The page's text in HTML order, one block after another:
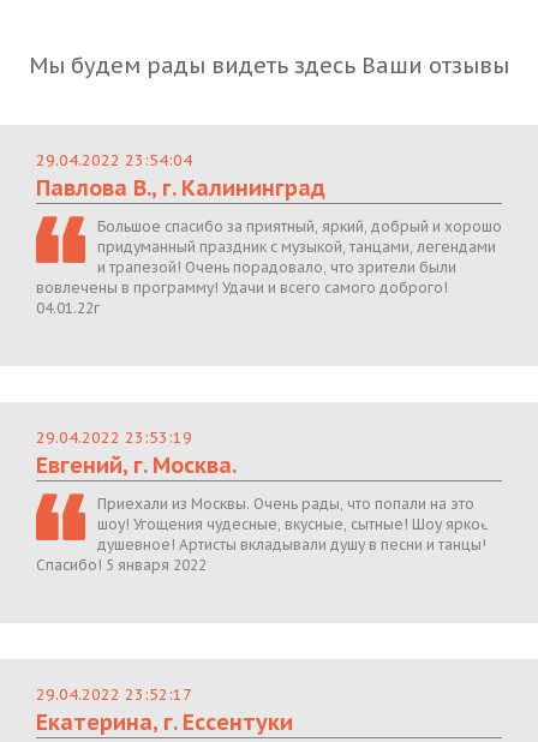
Мы будем рады видеть здесь Ваши отзывы
29.04.2022 23:54:04
Павлова В., г. Калининград
Большое спасибо за приятный, яркий, добрый и хорошо
придуманный праздник с музыкой, танцами, легендами
и трапезой! Очень порадовало, что зрители были
вовлечены в программу! Удачи и всего самого доброго!
04.01.22г
29.04.2022 23:53:19
Евгений, г. Москва.
Приехали из Москвы. Очень рады, что попали на это
шоу! Угощения чудесные, вкусные, сытные! Шоу яркое,
душевное! Артисты вкладывали душу в песни и танцы!
Спасибо! 5 января 2022
29.04.2022 23:52:17
Екатерина, г. Ессентуки